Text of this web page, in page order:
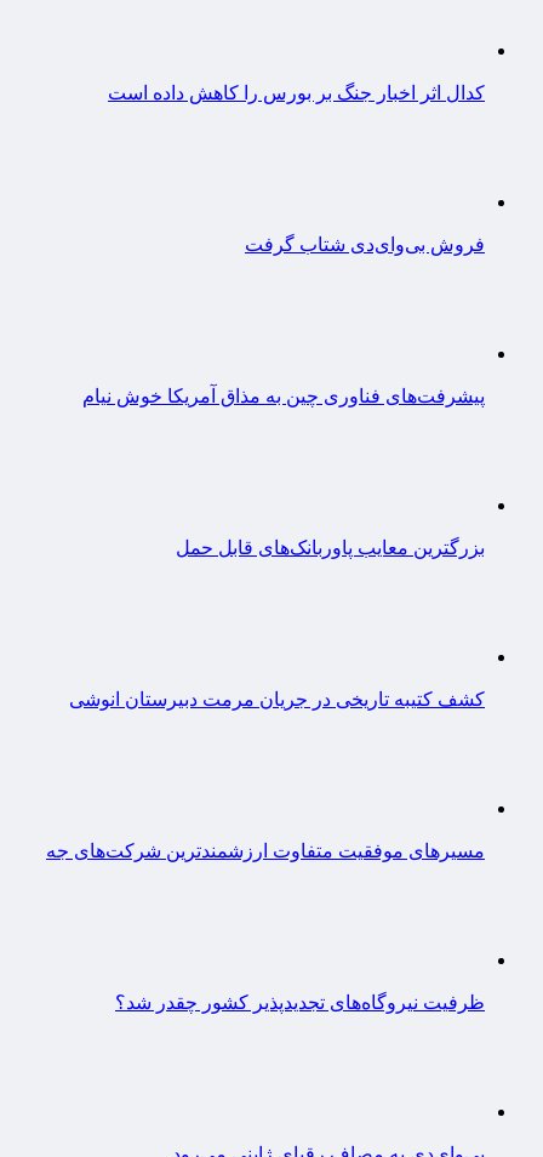
کدال اثر اخبار جنگ بر بورس را کاهش داده است
فروش بی‌وای‌دی شتاب گرفت
پیشرفت‌های فناوری چین به مذاق آمریکا خوش نیام
بزرگترین معایب پاوربانک‌های قابل حمل
کشف کتیبه تاریخی در جریان مرمت دبیرستان انوشی
مسیرهای موفقیت متفاوت ارزشمندترین شرکت‌های جه
ظرفیت نیروگاه‌های تجدیدپذیر کشور چقدر شد؟